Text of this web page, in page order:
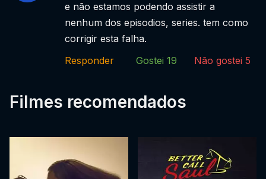
e não estamos podendo assistir a
nenhum dos episodios, series. tem como
corrigir esta falha.
Responder
Gostei 19 Não gostei 5
Filmes recomendados